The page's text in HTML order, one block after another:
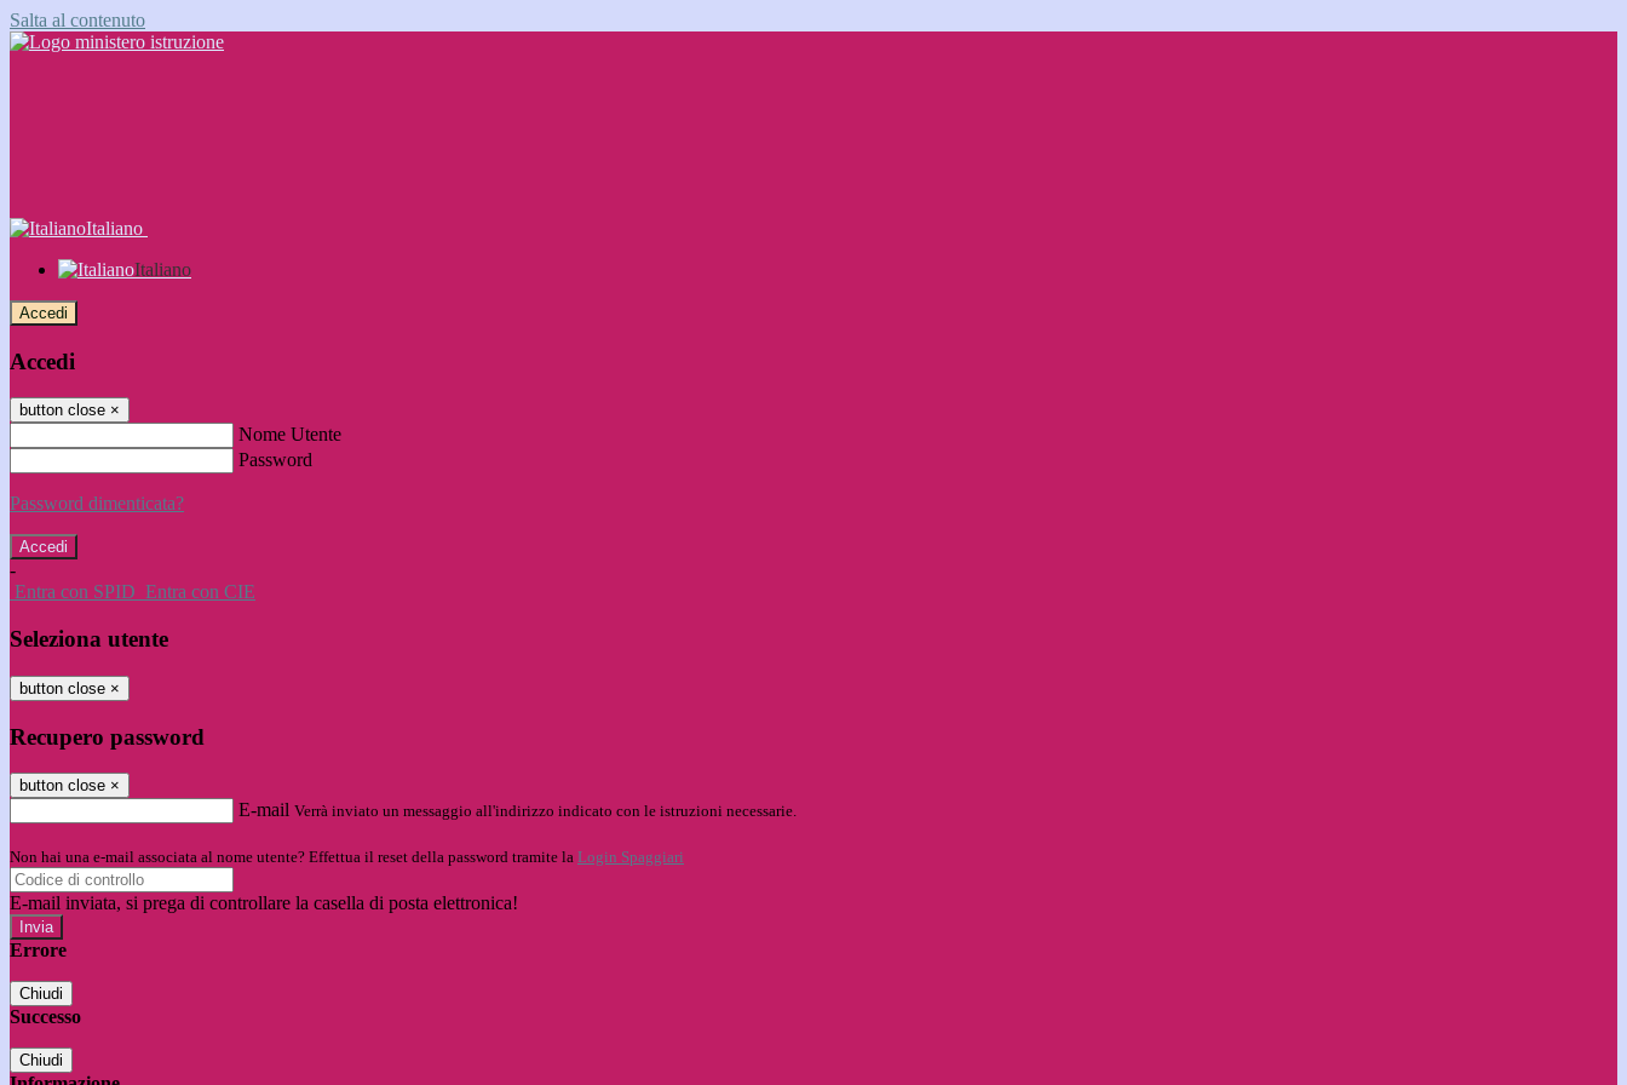
Salta al contenuto
Italiano
Italiano
Accedi
Accedi
button close ×
Nome Utente
Password
Password dimenticata?
-
Entra con SPID Entra con CIE
Seleziona utente
button close ×
Recupero password
button close ×
E-mail Verrà inviato un messaggio all'indirizzo indicato con le istruzioni necessarie.
Non hai una e-mail associata al nome utente? Effettua il reset della password tramite la Login Spaggiari
E-mail inviata, si prega di controllare la casella di posta elettronica!
Errore
Chiudi
Successo
Chiudi